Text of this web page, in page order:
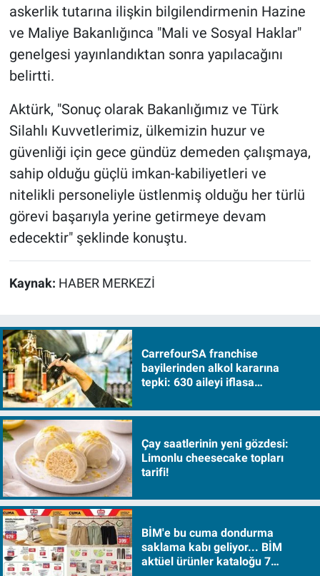
askerlik tutarına ilişkin bilgilendirmenin Hazine
ve Maliye Bakanlığınca "Mali ve Sosyal Haklar"
genelgesi yayınlandıktan sonra yapılacağını
belirtti.
Aktürk, "Sonuç olarak Bakanlığımız ve Türk
Silahlı Kuvvetlerimiz, ülkemizin huzur ve
güvenliği için gece gündüz demeden çalışmaya,
sahip olduğu güçlü imkan-kabiliyetleri ve
nitelikli personeliyle üstlenmiş olduğu her türlü
görevi başarıyla yerine getirmeye devam
edecektir" şeklinde konuştu.
Kaynak: HABER MERKEZİ
CarrefourSA franchise
bayilerinden alkol kararına
tepki: 630 aileyi iflasa
Çay saatlerinin yeni gözdesi:
Limonlu cheesecake topları
tarifi!
BİM'e bu cuma dondurma
saklama kabı geliyor... BİM
aktüel ürünler kataloğu 7